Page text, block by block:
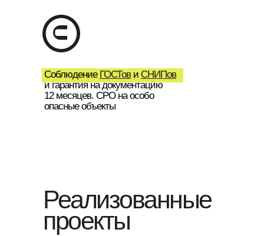
Соблюдение ГОСТови СНИПов
и гарантия на документацию
12 месяцев. СРО на особо
опасные объекты
Реализованные
проекты